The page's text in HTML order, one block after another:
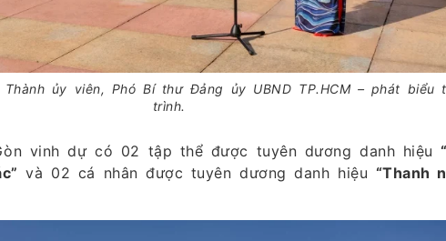
Thành ủy viên, Phó Bí thư Đảng ủy UBND TP.HCM – phát biểu
trình.
vinh dự có 02 tập thể được tuyên dương danh hiệu
và 02 cá nhân được tuyên dương danh hiệu “Thanh